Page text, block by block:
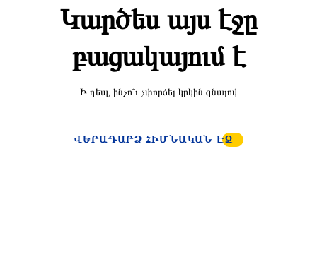
Կարծես այս էջը
բացակայում է
Ի դեպ, ինչո՞ւ չփորձել կրկին գնալով
ՎԵՐԱԴԱՐՁ ՀԻՄՆԱԿԱՆ ԷՋ